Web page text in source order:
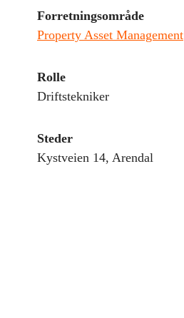
Forretningsområde
Property Asset Management
Rolle
Driftstekniker
Steder
Kystveien 14, Arendal